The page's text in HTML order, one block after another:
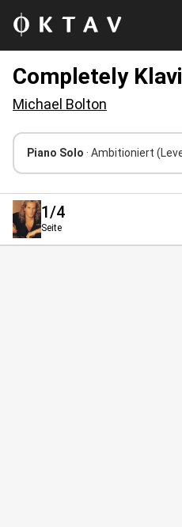
Completely
Michael Bolton
Piano Solo · Ambitioniert
1/4
Seite